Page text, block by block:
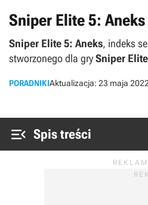
Sniper Elite 5: Aneks
Sniper Elite 5: Aneks, indeks
stworzonego dla grySniper
PORADNIKIAktualizacja: 23 maja 2022
 Spis treści